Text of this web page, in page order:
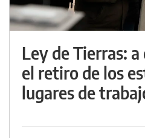
Ley de Tierras:
el retiro de los
lugares de